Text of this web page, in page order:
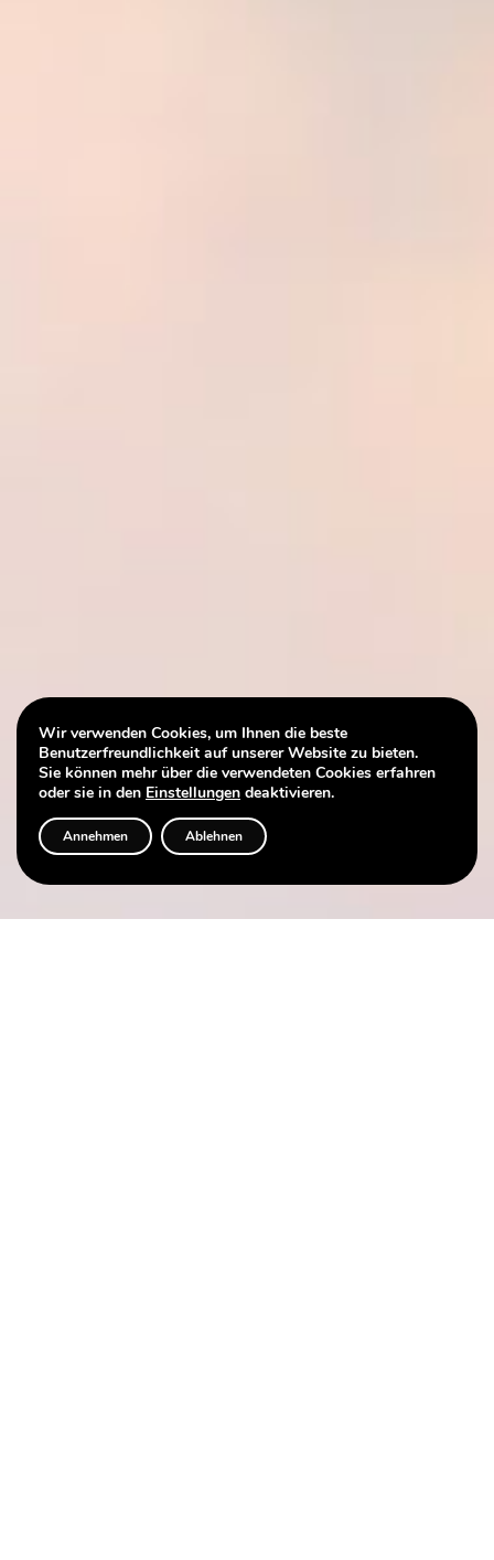
Wir verwenden Cookies, um Ihnen die beste
Benutzerfreundlichkeit auf unserer Website zu bieten.
Sie können mehr über die verwendeten Cookies erfahren
oder sie in den Einstellungen deaktivieren.
Annehmen Ablehnen